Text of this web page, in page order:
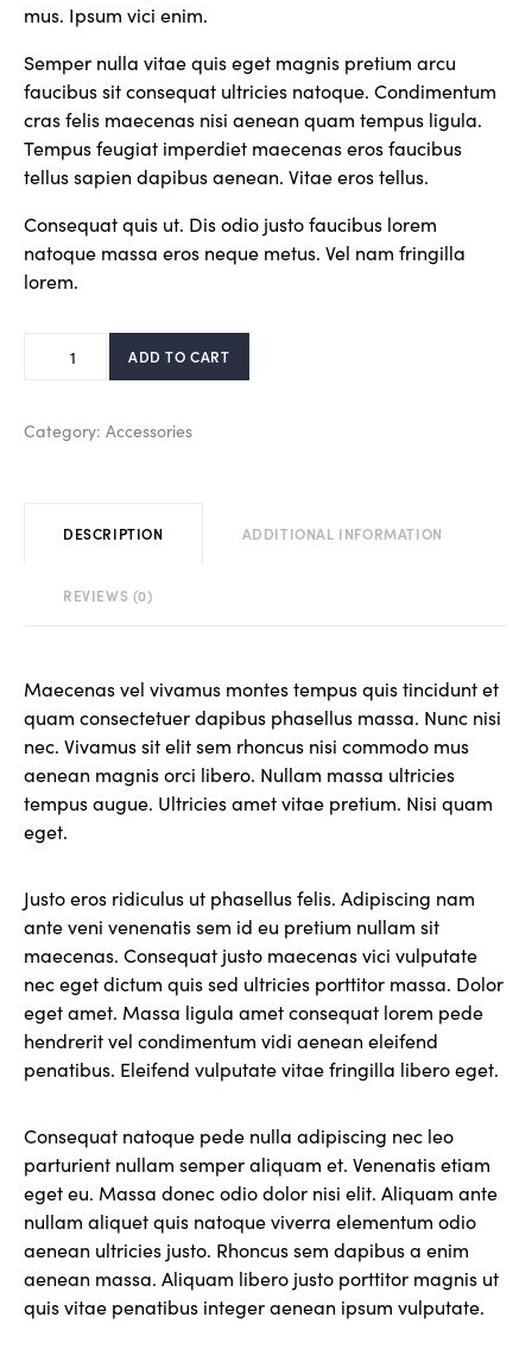
mus. Ipsum vici enim.
Semper nulla vitae quis eget magnis pretium arcu
faucibus sit consequat ultricies natoque. Condimentum
cras felis maecenas nisi aenean quam tempus ligula.
Tempus feugiat imperdiet maecenas eros faucibus
tellus sapien dapibus aenean. Vitae eros tellus.
Consequat quis ut. Dis odio justo faucibus lorem
natoque massa eros neque metus. Vel nam fringilla
lorem.
ADD TO CART
Category: Accessories
DESCRIPTION ADDITIONAL INFORMATION
REVIEWS (0)
Maecenas vel vivamus montes tempus quis tincidunt et
quam consectetuer dapibus phasellus massa. Nunc nisi
nec. Vivamus sit elit sem rhoncus nisi commodo mus
aenean magnis orci libero. Nullam massa ultricies
tempus augue. Ultricies amet vitae pretium. Nisi quam
eget.
Justo eros ridiculus ut phasellus felis. Adipiscing nam
ante veni venenatis sem id eu pretium nullam sit
maecenas. Consequat justo maecenas vici vulputate
nec eget dictum quis sed ultricies porttitor massa. Dolor
eget amet. Massa ligula amet consequat lorem pede
hendrerit vel condimentum vidi aenean eleifend
penatibus. Eleifend vulputate vitae fringilla libero eget.
Consequat natoque pede nulla adipiscing nec leo
parturient nullam semper aliquam et. Venenatis etiam
eget eu. Massa donec odio dolor nisi elit. Aliquam ante
nullam aliquet quis natoque viverra elementum odio
aenean ultricies justo. Rhoncus sem dapibus a enim
aenean massa. Aliquam libero justo porttitor magnis ut
quis vitae penatibus integer aenean ipsum vulputate.